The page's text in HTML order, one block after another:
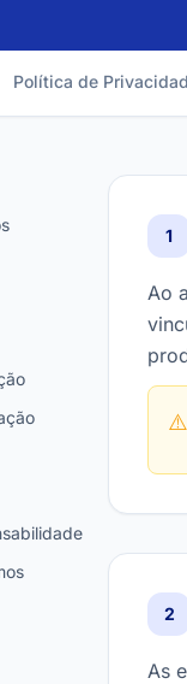
Política de
1
Ao
⚠️
2
As